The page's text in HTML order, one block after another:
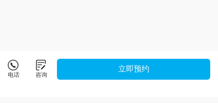
电话 咨询
立即预约